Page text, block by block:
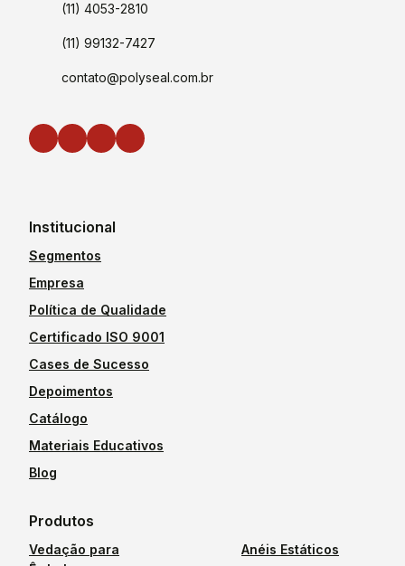
(11) 4053-2810
(11) 99132-7427
contato@polyseal.com.br
Institucional
Segmentos
Empresa
Política de Qualidade
Certificado ISO 9001
Cases de Sucesso
Depoimentos
Catálogo
Materiais Educativos
Blog
Produtos
Vedação para
Anéis Estáticos